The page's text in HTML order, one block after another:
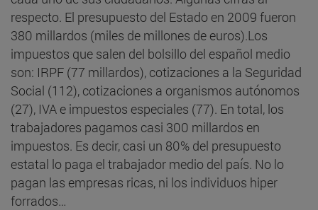
respecto. El presupuesto del Estado en 2009 fueron
380 millardos (miles de millones de euros).Los
impuestos que salen del bolsillo del español medio
son: IRPF (77 millardos), cotizaciones a la Seguridad
Social (112), cotizaciones a organismos autónomos
(27), IVA e impuestos especiales (77). En total, los
trabajadores pagamos casi 300 millardos en
impuestos. Es decir, casi un 80% del presupuesto
estatal lo paga el trabajador medio del país. No lo
pagan las empresas ricas, ni los individuos hiper
forrados…